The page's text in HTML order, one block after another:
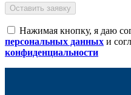
Оставить заявку
Нажимая кнопку, я даю
персональных данных и
конфиденциальности